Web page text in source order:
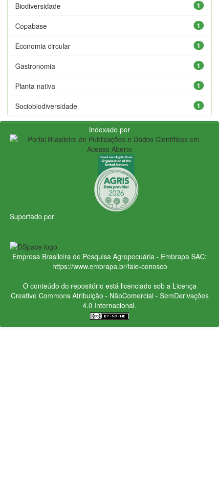
1
Biodiversidade
1
Copabase
1
Economia circular
1
Gastronomia
1
Planta nativa
1
Sociobiodiversidade
Indexado por
Suportado por
Empresa Brasileira de Pesquisa Agropecuária - Embrapa SAC:
https://www.embrapa.br/fale-conosco
O conteúdo do repositório está licenciado sob a Licença
Creative CommonsAtribuição - NãoComercial - SemDerivações
4.0 Internacional.